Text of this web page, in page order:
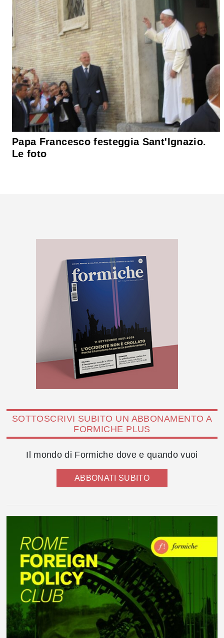
Papa Francesco festeggia Sant'Ignazio.
Le foto
SOTTOSCRIVI SUBITO UN ABBONAMENTO A
FORMICHE PLUS
Il mondo di Formiche dove e quando vuoi
ABBONATI SUBITO